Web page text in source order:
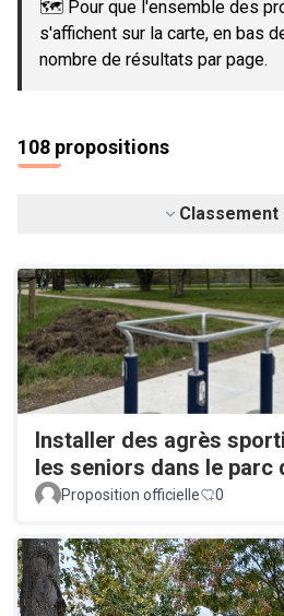
🗺️ Pour que l'ensemble des
s'affichent sur la carte, en bas
nombre de résultats par page.
108 propositions
Installer des agrès
les seniors dans le parc
Proposition officielle 0